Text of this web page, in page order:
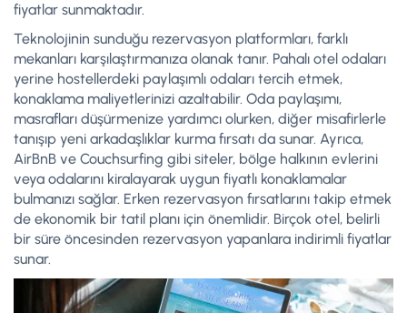
fiyatlar sunmaktadır.
Teknolojinin sunduğu rezervasyon platformları, farklı
mekanları karşılaştırmanıza olanak tanır. Pahalı otel odaları
yerine hostellerdeki paylaşımlı odaları tercih etmek,
konaklama maliyetlerinizi azaltabilir. Oda paylaşımı,
masrafları düşürmenize yardımcı olurken, diğer misafirlerle
tanışıp yeni arkadaşlıklar kurma fırsatı da sunar. Ayrıca,
AirBnB ve Couchsurfing gibi siteler, bölge halkının evlerini
veya odalarını kiralayarak uygun fiyatlı konaklamalar
bulmanızı sağlar. Erken rezervasyon fırsatlarını takip etmek
de ekonomik bir tatil planı için önemlidir. Birçok otel, belirli
bir süre öncesinden rezervasyon yapanlara indirimli fiyatlar
sunar.